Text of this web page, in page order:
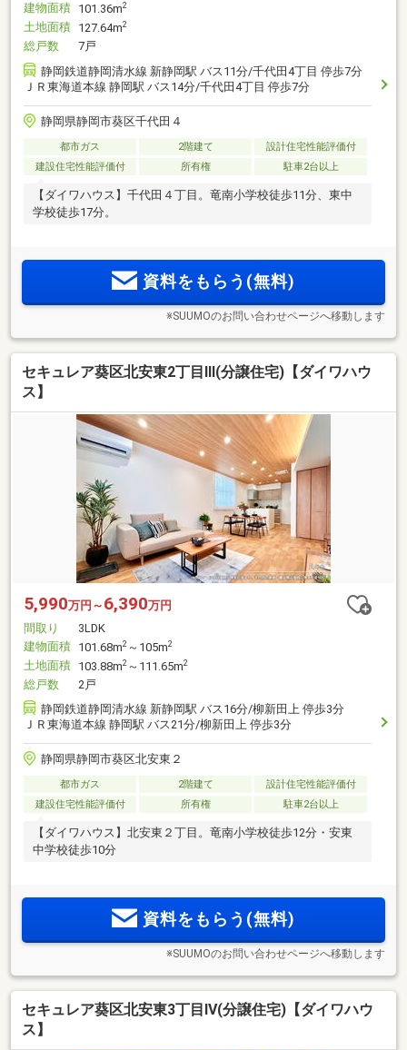
建物面積 101.36m2
土地面積 127.64m2
総戸数
7戸
静岡鉄道静岡清水線 新静岡駅 バス11分/千代田4丁目 停歩7分
ＪＲ東海道本線 静岡駅 バス14分/千代田4丁目 停歩7分
静岡県静岡市葵区千代田４
都市ガス 2階建て
設計住宅性能評価付
建設住宅性能評価付
所有権 駐車2台以上
【ダイワハウス】千代田４丁目。竜南小学校徒歩11分、東中
学校徒歩17分。
資料をもらう(無料)
※SUUMOのお問い合わせページへ移動します
セキュレア葵区北安東2丁目III(分譲住宅)【ダイワハウ
ス】
5,990万円～ 6,390万円
間取り
3LDK
建物面積 101.68m2 ～105m2
土地面積 103.88m2 ～111.65m2
総戸数
2戸
静岡鉄道静岡清水線 新静岡駅 バス16分/柳新田上 停歩3分
ＪＲ東海道本線 静岡駅 バス21分/柳新田上 停歩3分
静岡県静岡市葵区北安東２
都市ガス 2階建て
設計住宅性能評価付
建設住宅性能評価付
所有権 駐車2台以上
【ダイワハウス】北安東２丁目。竜南小学校徒歩12分・安東
中学校徒歩10分
資料をもらう(無料)
※SUUMOのお問い合わせページへ移動します
セキュレア葵区北安東3丁目IV(分譲住宅)【ダイワハウ
ス】